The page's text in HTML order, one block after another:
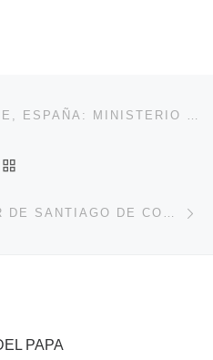
entradas DIÓCESIS DE TENERIFE, ESPAÑA: MINISTERIO DEL LECTORADO HOY DÍA 8 DE SEPTIEMBRE Y ORDENACIÓN DE DIÁCONO PERMANENTE DE JUAN CARLOS DÍAZ EL DÍA 20
EL INSTITUTO SUPERIOR DE SANTIAGO DE COMPOSTELA -ESPAÑA- DE CIENCIAS RELIGIOSAS ABRE SU MATRÍCULA PARA EL PRESENTE CURSO
PAPA